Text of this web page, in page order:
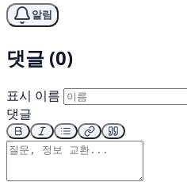
알림
댓글 (0)
표시 이름
댓글